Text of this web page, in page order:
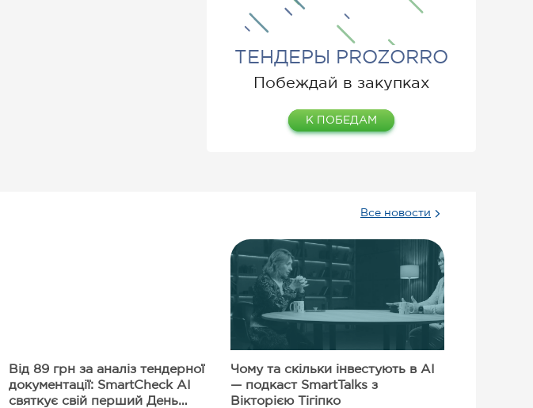
ТЕНДЕРЫ PROZORRO
Побеждай в закупках
К ПОБЕДАМ
Все новости
Від 89 грн за аналіз тендерної
документації: SmartCheck AI
святкує свій перший День
Чому та скільки інвестують в AI
— подкаст SmartTalks з
Вікторією Тігіпко